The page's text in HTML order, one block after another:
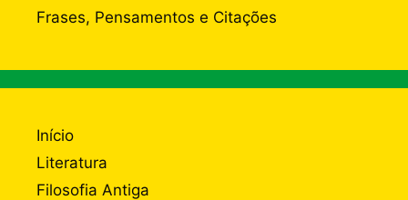
Frases, Pensamentos e Citações
Início
Literatura
Filosofia Antiga